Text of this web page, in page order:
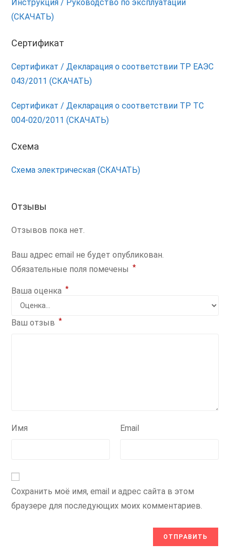
Инструкция / Руководство по эксплуатации
(СКАЧАТЬ)
Сертификат
Сертификат / Декларация о соответствии ТР ЕАЭС
043/2011 (СКАЧАТЬ)
Сертификат / Декларация о соответствии ТР ТС
004-020/2011 (СКАЧАТЬ)
Схема
Схема электрическая (СКАЧАТЬ)
Отзывы
Отзывов пока нет.
Ваш адрес email не будет опубликован.
Обязательные поля помечены *
Ваша оценка *
Ваш отзыв *
Имя Email
Сохранить моё имя, email и адрес сайта в этом
браузере для последующих моих комментариев.